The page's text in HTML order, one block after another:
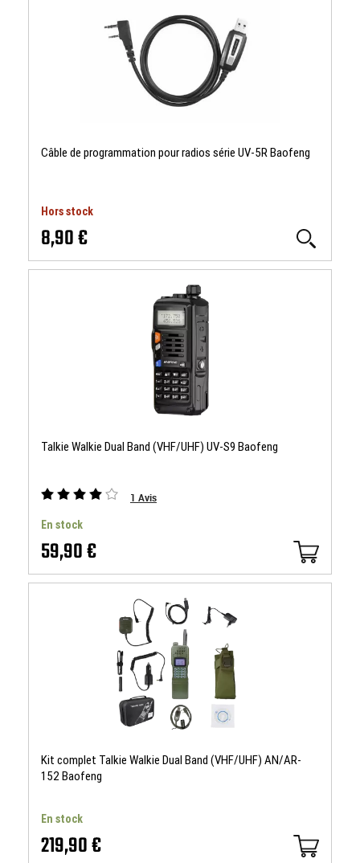
Câble de programmation pour radios série UV-5R Baofeng
Hors stock
8,90 €
Talkie Walkie Dual Band (VHF/UHF) UV-S9 Baofeng
1 Avis
En stock
59,90 €
Kit complet Talkie Walkie Dual Band (VHF/UHF) AN/AR-
152 Baofeng
En stock
219,90 €